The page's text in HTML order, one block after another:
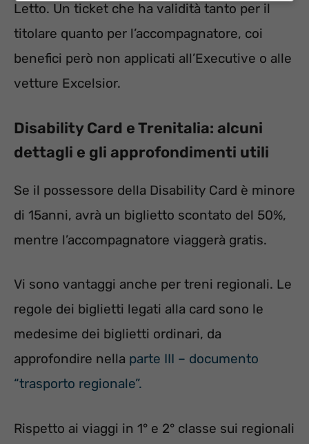
Letto. Un ticket che ha validità tanto per il
titolare quanto per l’accompagnatore, coi
benefici però non applicati all’Executive o alle
vetture Excelsior.
Disability Card e Trenitalia: alcuni
dettagli e gli approfondimenti utili
Se il possessore della Disability Card è minore
di 15anni, avrà un biglietto scontato del 50%,
mentre l’accompagnatore viaggerà gratis.
Vi sono vantaggi anche per treni regionali. Le
regole dei biglietti legati alla card sono le
medesime dei biglietti ordinari, da
approfondire nella parte III – documento
“trasporto regionale”.
Rispetto ai viaggi in 1° e 2° classe sui regionali